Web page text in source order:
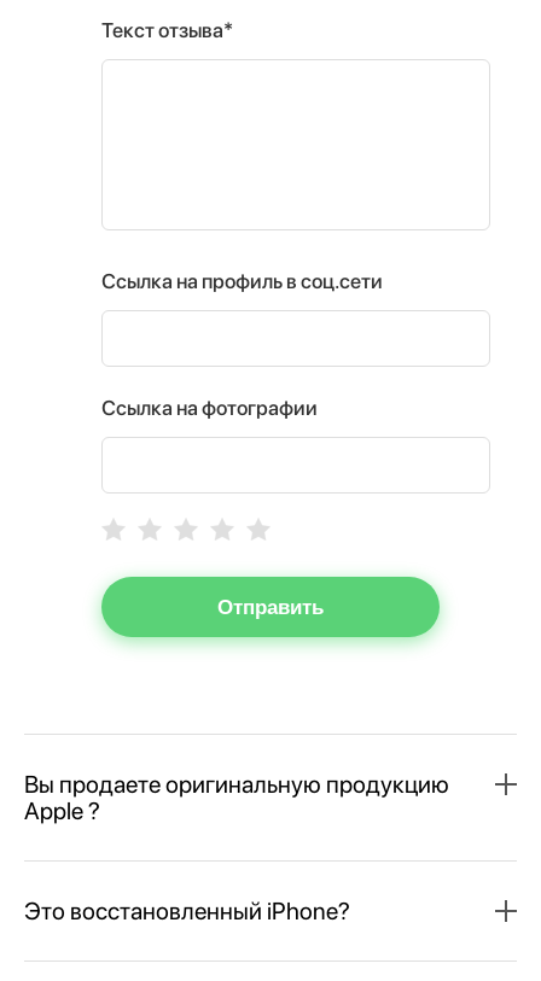
Текст отзыва*
Ссылка на профиль в соц.сети
Ссылка на фотографии
Отправить
Вы продаете оригинальную продукцию
Apple ?
Это восстановленный iPhone?